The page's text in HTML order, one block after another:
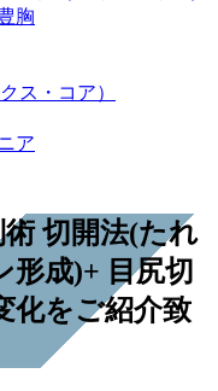
胸
ス・コア）
ア
切開法(たれ
形成)+ 目尻切
化をご紹介致